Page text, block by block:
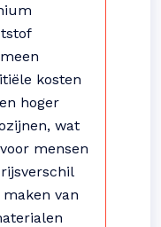
kosten
hoger
wat
mensen
van